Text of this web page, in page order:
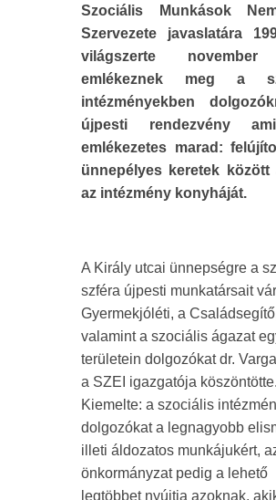
Szociális Munkások
Szervezete javaslatára
világszerte november
emlékeznek meg a
intézményekben
újpesti rendezvény
emlékezetes marad:
ünnepélyes keretek között
az intézmény konyháját.
A Király utcai ünnepségre a
szféra újpesti munkatársait
Gyermekjóléti, a
valamint a szociális ágazat
területein dolgozókat dr.
a SZEI igazgatója köszöntötte.
Kiemelte: a szociális
dolgozókat a legnagyobb
illeti áldozatos munkájukért,
önkormányzat pedig a lehető
legtöbbet nyújtja azoknak,